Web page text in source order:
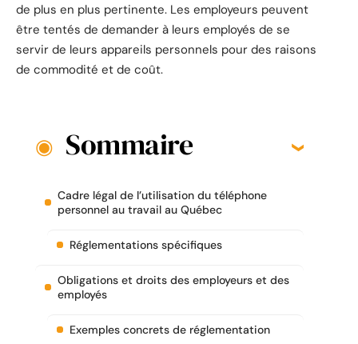
de plus en plus pertinente. Les employeurs peuvent
être tentés de demander à leurs employés de se
servir de leurs appareils personnels pour des raisons
de commodité et de coût.
Sommaire
Cadre légal de l’utilisation du téléphone
personnel au travail au Québec
Réglementations spécifiques
Obligations et droits des employeurs et des
employés
Exemples concrets de réglementation